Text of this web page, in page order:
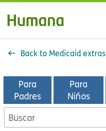
Back to Medicaid extras
Para
Padres
Para
Niños
Buscar
en